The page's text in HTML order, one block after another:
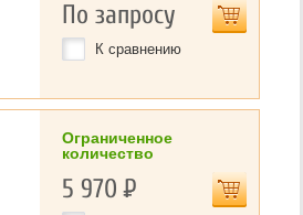
По запросу
К сравнению
Ограниченное
количество
5 970Р